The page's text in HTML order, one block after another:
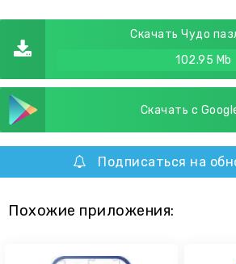
Скачать Чудо
102.95 Mb
Скачать с
Подписаться на
Похожие приложения: